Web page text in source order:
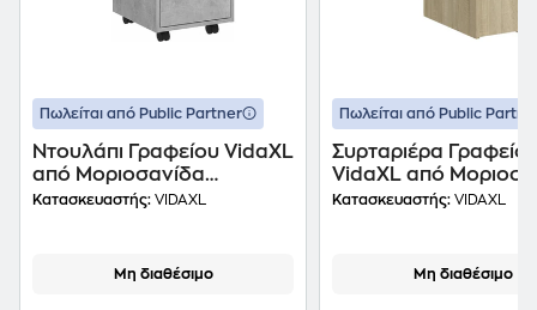
Πωλείται από Public Partner
Ντουλάπι Γραφείου VidaXL
από Μοριοσανίδα
33x38x60 cm - Γκρι
Κατασκευαστής: VIDAXL
Μη διαθέσιμο
Πωλείται από Public
Συρταριέρα
VidaXL από
20x45.5x60 cm -
Κατασκευαστής: VIDAXL
Μη διαθέσιμο